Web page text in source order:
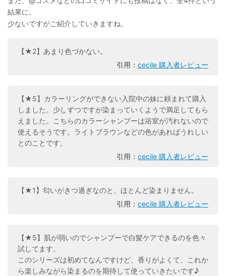
結果に。
少ないですがご紹介していきますね。
【★2】あまり色づかない。
引用： cecile 購入者レビュー
【★5】カラーリングができない入院中の妹に頼まれて購入
しました。少しずつですが染まっていくようで満足してもら
えました。こちらのカラーシャンプーは浴室が汚れないので
使えるそうです。ライトブラウンなどの色があればうれしい
とのことです。
引用： cecile 購入者レビュー
【★1】匂いがきつ過ぎなのと、ほとんど染まりません。
引用： cecile 購入者レビュー
【★5】肌が弱いのでシャンプーで白髪ケアできるのを色々
試してます。
このシリーズは初めてなんですけど、香りがよくて、これか
ら楽しみながら染まるのを期待して使っていきたいです♪